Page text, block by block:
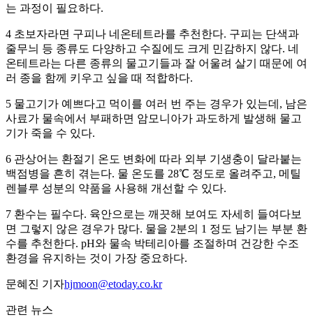
는 과정이 필요하다.
4 초보자라면 구피나 네온테트라를 추천한다. 구피는 단색과
줄무늬 등 종류도 다양하고 수질에도 크게 민감하지 않다. 네
온테트라는 다른 종류의 물고기들과 잘 어울려 살기 때문에 여
러 종을 함께 키우고 싶을 때 적합하다.
5 물고기가 예쁘다고 먹이를 여러 번 주는 경우가 있는데, 남은
사료가 물속에서 부패하면 암모니아가 과도하게 발생해 물고
기가 죽을 수 있다.
6 관상어는 환절기 온도 변화에 따라 외부 기생충이 달라붙는
백점병을 흔히 겪는다. 물 온도를 28℃ 정도로 올려주고, 메틸
렌블루 성분의 약품을 사용해 개선할 수 있다.
7 환수는 필수다. 육안으로는 깨끗해 보여도 자세히 들여다보
면 그렇지 않은 경우가 많다. 물을 2분의 1 정도 남기는 부분 환
수를 추천한다. pH와 물속 박테리아를 조절하며 건강한 수조
환경을 유지하는 것이 가장 중요하다.
문혜진 기자hjmoon@etoday.co.kr
관련 뉴스